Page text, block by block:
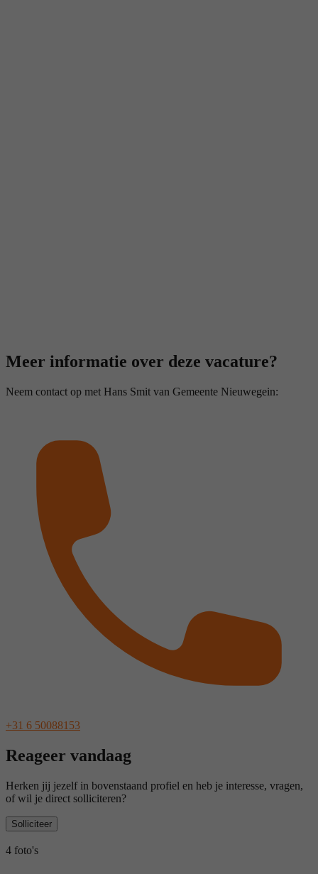
Meer informatie over deze vacature?
Neem contact op met Hans Smit van Gemeente Nieuwegein:
+31 6 50088153
Reageer vandaag
Herken jij jezelf in bovenstaand profiel en heb je interesse, vragen,
of wil je direct solliciteren?
Solliciteer
4 foto's